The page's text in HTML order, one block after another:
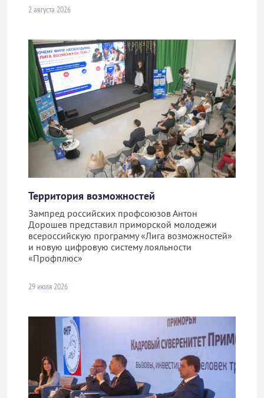
2 августа 2026
Территория возможностей
Зампред российских профсоюзов Антон
Дорошев представил приморской молодежи
всероссийскую программу «Лига возможностей»
и новую цифровую систему лояльности
«Профплюс»
29 июля 2026